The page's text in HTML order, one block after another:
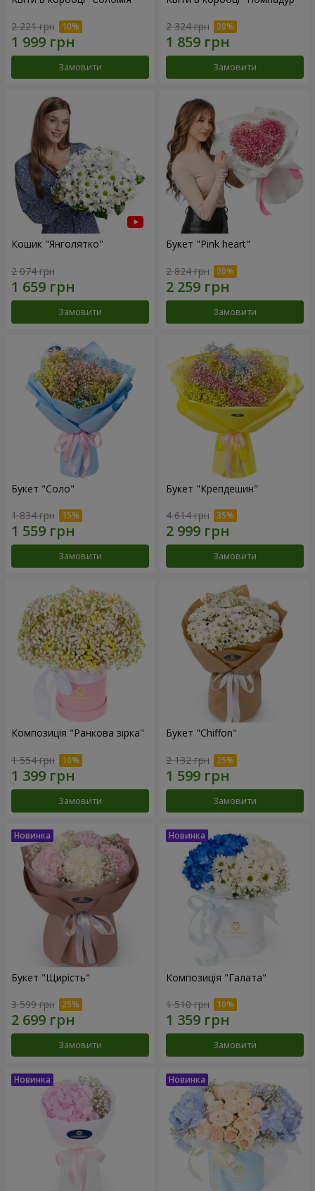
2 221 грн
Замовити
2 324 грн
Замовити
Кошик "Янголятко"
2 074 грн
Замовити
Букет "Pink heart"
2 824 грн
Замовити
Букет "Соло"
1 834 грн
Замовити
Букет "Крепдешин"
4 614 грн
Замовити
Композиція "Ранкова зірка"
1 554 грн
Замовити
Букет "Chiffon"
2 132 грн
Замовити
Букет "Щирість"
3 599 грн
Замовити
Композиція "Галата"
1 510 грн
Замовити